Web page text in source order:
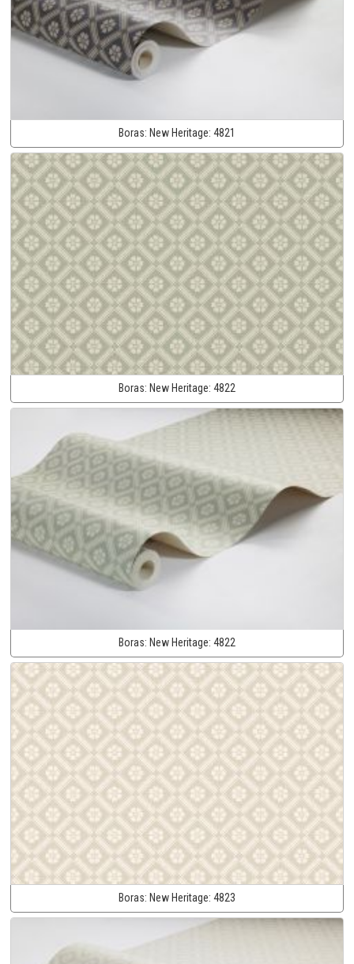
Boras: New Heritage: 4821
Boras: New Heritage: 4822
Boras: New Heritage: 4822
Boras: New Heritage: 4823